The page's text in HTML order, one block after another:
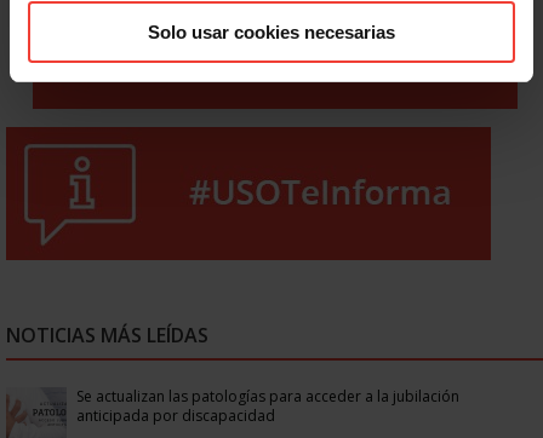
Solo usar cookies necesarias
NOTICIAS MÁS LEÍDAS
Se actualizan las patologías para acceder a la jubilación
anticipada por discapacidad